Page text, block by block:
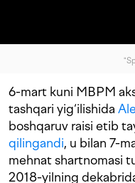
6-mart kuni MBPM
tashqari yig‘ilishida
boshqaruv raisi etib
qilingandi, u bilan 7-
mehnat shartnomasi
2018-yilning